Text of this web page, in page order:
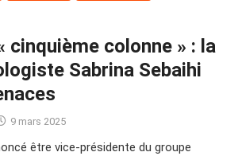
cinquième colonne » : la
Sabrina Sebaihi
9 mars 2025
être vice-présidente du groupe